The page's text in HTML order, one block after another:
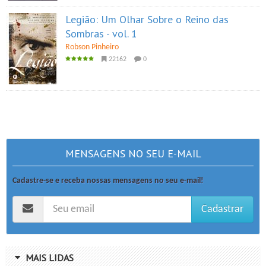
Legião: Um Olhar Sobre o Reino das
Sombras - vol. 1
Robson Pinheiro
22162 0
MENSAGENS NO SEU E-MAIL
Cadastre-se e receba nossas mensagens no seu e-mail!
Cadastrar
MAIS LIDAS